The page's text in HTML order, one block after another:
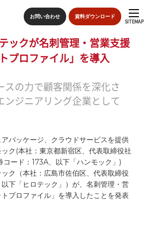
お問い合わせ 資料ダウンロード
SITEMAP
ックが名刺管理・営業支援
プロファイル」を導入
スの力で顧客関係を深化さ
ンジニアリング企業として
パッケージ、クラウドサービスを提供
ク(本社：東京都新宿区、代表取締役社
コード：173A、以下「ハンモック」)
ク（本社：広島市佐伯区、代表取締役
下「ヒロテック」）が、名刺管理・営
プロファイル」を導入したことを発表